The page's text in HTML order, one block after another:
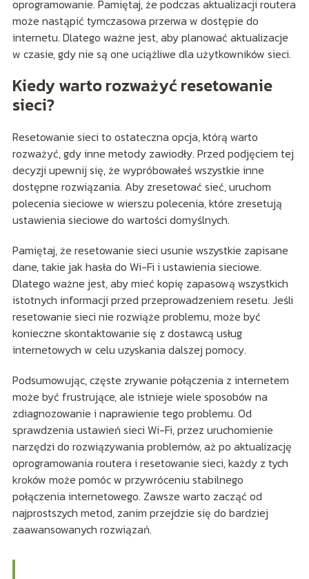
oprogramowanie. Pamiętaj, że podczas aktualizacji routera
może nastąpić tymczasowa przerwa w dostępie do
internetu. Dlatego ważne jest, aby planować aktualizacje
w czasie, gdy nie są one uciążliwe dla użytkowników sieci.
Kiedy warto rozważyć resetowanie
sieci?
Resetowanie sieci to ostateczna opcja, którą warto
rozważyć, gdy inne metody zawiodły. Przed podjęciem tej
decyzji upewnij się, że wypróbowałeś wszystkie inne
dostępne rozwiązania. Aby zresetować sieć, uruchom
polecenia sieciowe w wierszu polecenia, które zresetują
ustawienia sieciowe do wartości domyślnych.
Pamiętaj, że resetowanie sieci usunie wszystkie zapisane
dane, takie jak hasła do Wi-Fi i ustawienia sieciowe.
Dlatego ważne jest, aby mieć kopię zapasową wszystkich
istotnych informacji przed przeprowadzeniem resetu. Jeśli
resetowanie sieci nie rozwiąże problemu, może być
konieczne skontaktowanie się z dostawcą usług
internetowych w celu uzyskania dalszej pomocy.
Podsumowując, częste zrywanie połączenia z internetem
może być frustrujące, ale istnieje wiele sposobów na
zdiagnozowanie i naprawienie tego problemu. Od
sprawdzenia ustawień sieci Wi-Fi, przez uruchomienie
narzędzi do rozwiązywania problemów, aż po aktualizację
oprogramowania routera i resetowanie sieci, każdy z tych
kroków może pomóc w przywróceniu stabilnego
połączenia internetowego. Zawsze warto zacząć od
najprostszych metod, zanim przejdzie się do bardziej
zaawansowanych rozwiązań.